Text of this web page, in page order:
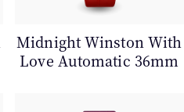
Midnight Winston With
Love Automatic 36mm